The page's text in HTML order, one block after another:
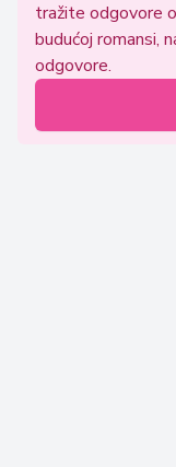
tražite odgovore
budućoj romansi,
odgovore.